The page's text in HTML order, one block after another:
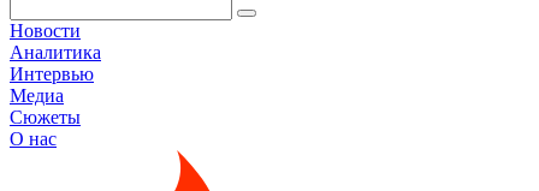
Новости
Аналитика
Интервью
Медиа
Сюжеты
О нас